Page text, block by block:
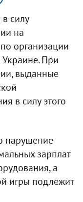
силу
на
организации
При
выданные
в силу этого
нарушение
зарплат
а
игры подлежит